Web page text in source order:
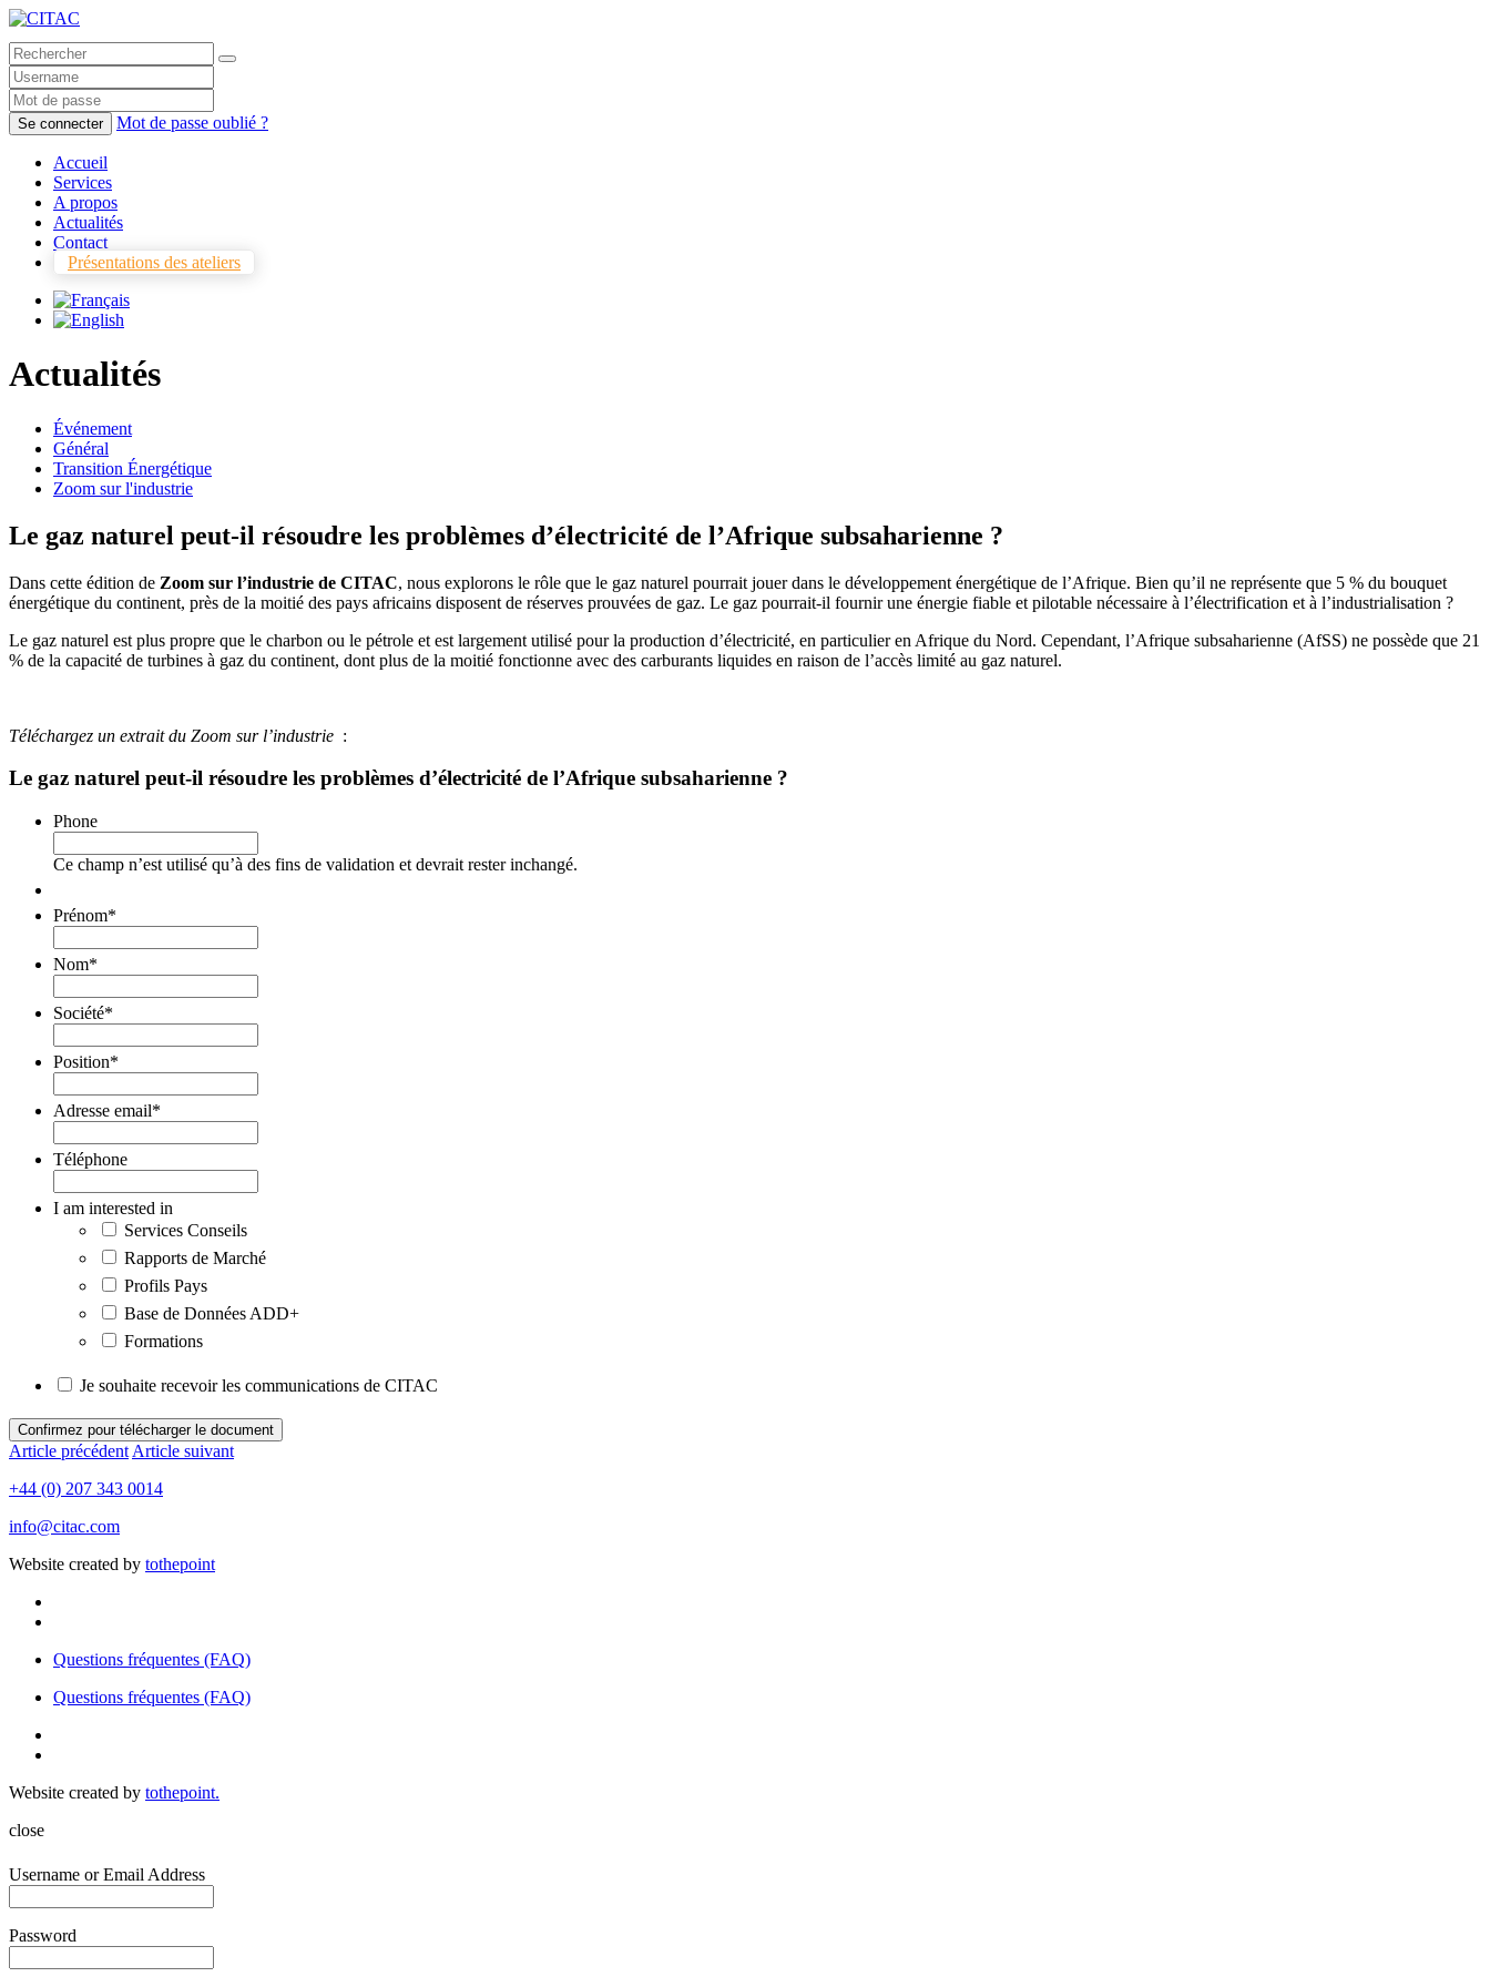
Se connecter Mot de passe oublié ?
Accueil
Services
A propos
Actualités
Contact
Présentations des ateliers
Actualités
Événement
Général
Transition Énergétique
Zoom sur l'industrie
Le gaz naturel peut-il résoudre les problèmes d’électricité de l’Afrique subsaharienne ?
Dans cette édition de Zoom sur l’industrie de CITAC, nous explorons le rôle que le gaz naturel pourrait jouer dans le développement énergétique de l’Afrique. Bien qu’il ne représente que 5 % du bouquet
énergétique du continent, près de la moitié des pays africains disposent de réserves prouvées de gaz. Le gaz pourrait-il fournir une énergie fiable et pilotable nécessaire à l’électrification et à l’industrialisation ?
Le gaz naturel est plus propre que le charbon ou le pétrole et est largement utilisé pour la production d’électricité, en particulier en Afrique du Nord. Cependant, l’Afrique subsaharienne (AfSS) ne possède que 21
% de la capacité de turbines à gaz du continent, dont plus de la moitié fonctionne avec des carburants liquides en raison de l’accès limité au gaz naturel.
Téléchargez un extrait du Zoom sur l’industrie :
Le gaz naturel peut-il résoudre les problèmes d’électricité de l’Afrique subsaharienne ?
Phone
Ce champ n’est utilisé qu’à des fins de validation et devrait rester inchangé.
Prénom*
Nom*
Société*
Position*
Adresse email*
Téléphone
I am interested in
Services Conseils
Rapports de Marché
Profils Pays
Base de Données ADD+
Formations
Je souhaite recevoir les communications de CITAC
Confirmez pour télécharger le document
Article précédent Article suivant
+44 (0) 207 343 0014
info@citac.com
Website created by tothepoint
Questions fréquentes (FAQ)
Questions fréquentes (FAQ)
Website created by tothepoint.
close
Username or Email Address
Password